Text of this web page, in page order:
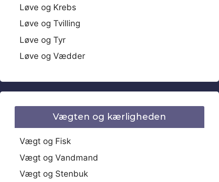
Løve og Krebs
Løve og Tvilling
Løve og Tyr
Løve og Vædder
Vægten og kærligheden
Vægt og Fisk
Vægt og Vandmand
Vægt og Stenbuk